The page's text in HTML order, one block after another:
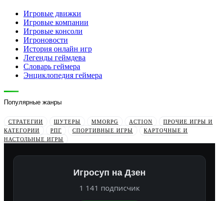
Игровые движки
Игровые компании
Игровые консоли
Игроновости
История онлайн игр
Легенды геймдева
Словарь геймера
Энциклопедия геймера
Популярные жанры
СТРАТЕГИИ ШУТЕРЫ MMORPG ACTION
ПРОЧИЕ ИГРЫ И
КАТЕГОРИИ
РПГ СПОРТИВНЫЕ ИГРЫ
КАРТОЧНЫЕ И
НАСТОЛЬНЫЕ ИГРЫ
Игросуп на Дзен
1 141 подписчик